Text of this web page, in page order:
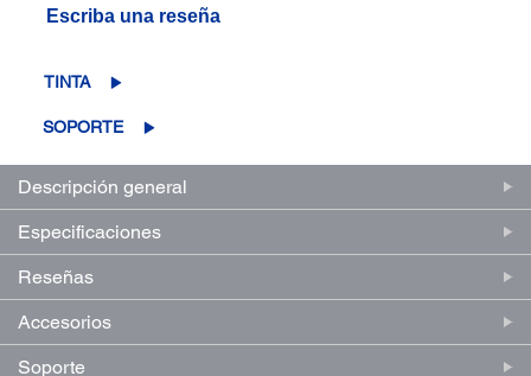
Escriba una reseña
TINTA
SOPORTE
Descripción general
Especificaciones
Reseñas
Accesorios
Soporte